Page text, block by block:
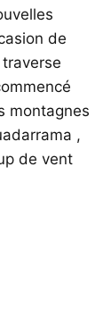
de
montagnes
,
de vent